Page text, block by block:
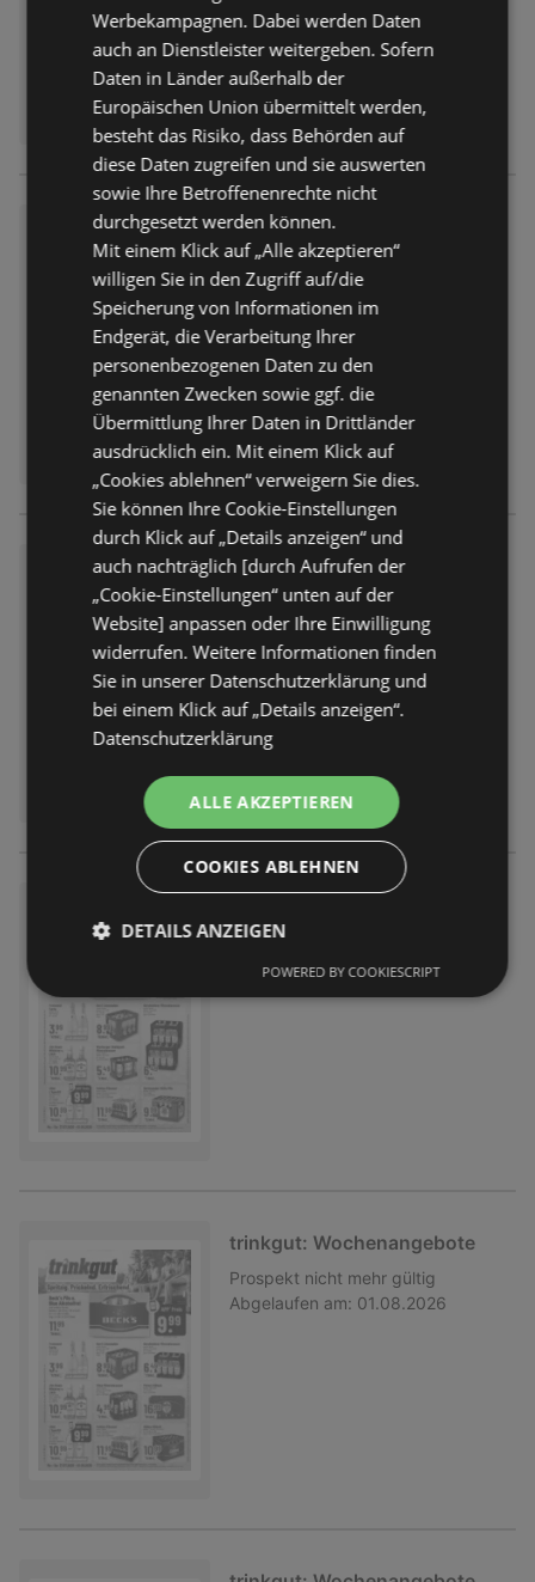
trinkgut: Wochenangebote
Prospekt nicht mehr gültig
Abgelaufen am: 01.08.2026
trinkgut: Wochenangebote
Prospekt nicht mehr gültig
Abgelaufen am: 01.08.2026
Prospekt
Abgelaufen am: 01.08.2026
trinkgut: Wochenangebote
Prospekt nicht mehr gültig
Abgelaufen am: 01.08.2026
Werbekampagnen. Dabei werden Daten
auch an Dienstleister weitergeben. Sofern
Daten in Länder außerhalb der
Europäischen Union übermittelt werden,
besteht das Risiko, dass Behörden auf
diese Daten zugreifen und sie auswerten
sowie Ihre Betroffenenrechte nicht
durchgesetzt werden können.
Mit einem Klick auf „Alle akzeptieren“
willigen Sie in den Zugriff auf/die
Speicherung von Informationen im
Endgerät, die Verarbeitung Ihrer
personenbezogenen Daten zu den
genannten Zwecken sowie ggf. die
Übermittlung Ihrer Daten in Drittländer
ausdrücklich ein. Mit einem Klick auf
„Cookies ablehnen“ verweigern Sie dies.
Sie können Ihre Cookie-Einstellungen
durch Klick auf „Details anzeigen“ und
auch nachträglich [durch Aufrufen der
„Cookie-Einstellungen“ unten auf der
Website] anpassen oder Ihre Einwilligung
widerrufen. Weitere Informationen finden
Sie in unserer Datenschutzerklärung und
bei einem Klick auf „Details anzeigen“.
Datenschutzerklärung
ALLE AKZEPTIEREN
COOKIES ABLEHNEN
DETAILS ANZEIGEN
POWERED BY COOKIESCRIPT